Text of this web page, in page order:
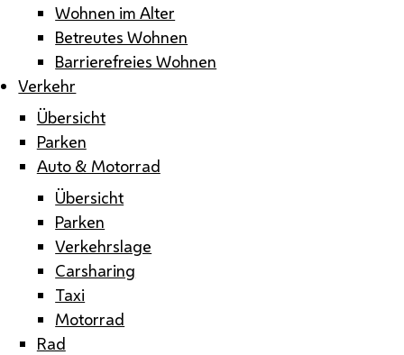
Wohnen im Alter
Betreutes Wohnen
Barrierefreies Wohnen
Verkehr
Übersicht
Parken
Auto & Motorrad
Übersicht
Parken
Verkehrslage
Carsharing
Taxi
Motorrad
Rad